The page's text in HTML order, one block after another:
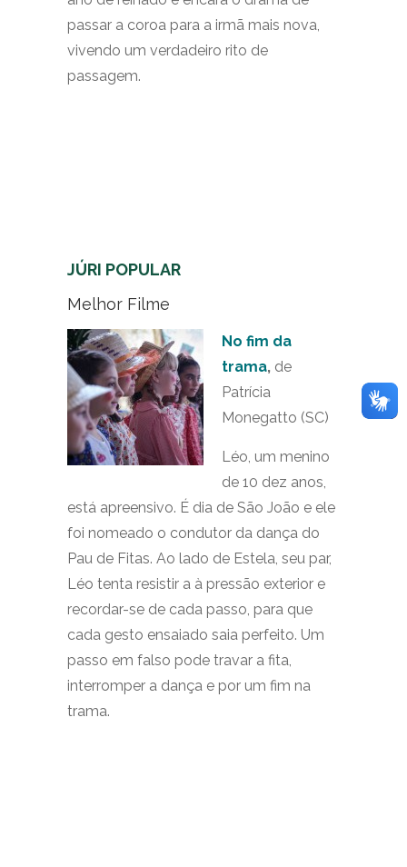
passar a coroa para a irmã mais nova,
vivendo um verdadeiro rito de
passagem.
JÚRI POPULAR
Melhor Filme
No fim da
trama, de
Patrícia
Monegatto (SC)
Léo, um menino
de 10 dez anos,
está apreensivo. É dia de São João e ele
foi nomeado o condutor da dança do
Pau de Fitas. Ao lado de Estela, seu par,
Léo tenta resistir a à pressão exterior e
recordar-se de cada passo, para que
cada gesto ensaiado saia perfeito. Um
passo em falso pode travar a fita,
interromper a dança e por um fim na
trama.